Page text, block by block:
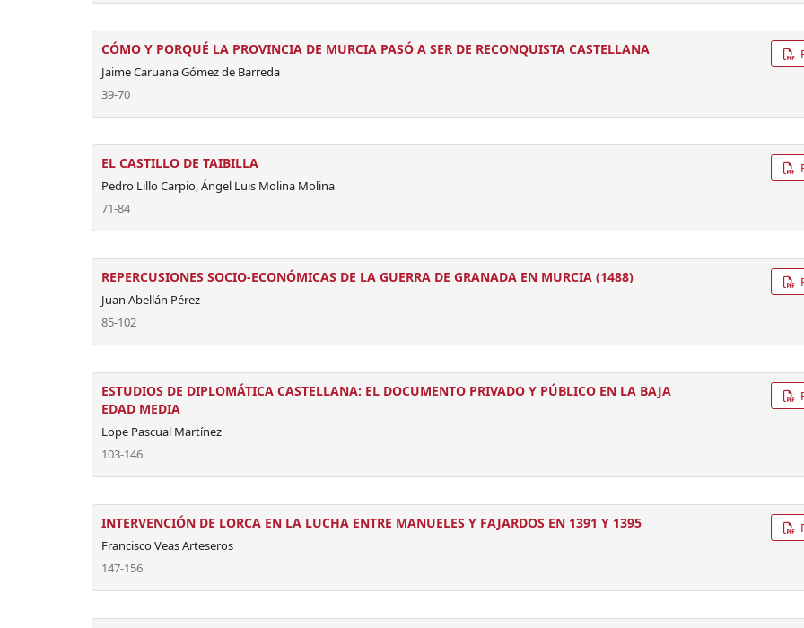
CÓMO Y PORQUÉ LA PROVINCIA DE MURCIA PASÓ A SER DE RECONQUISTA CASTELLANA
Jaime Caruana Gómez de Barreda
39-70
EL CASTILLO DE TAIBILLA
Pedro Lillo Carpio, Ángel Luis Molina Molina
71-84
REPERCUSIONES SOCIO-ECONÓMICAS DE LA GUERRA DE GRANADA EN MURCIA (1488)
Juan Abellán Pérez
85-102
ESTUDIOS DE DIPLOMÁTICA CASTELLANA: EL DOCUMENTO PRIVADO Y PÚBLICO EN LA BAJA
EDAD MEDIA
Lope Pascual Martínez
103-146
INTERVENCIÓN DE LORCA EN LA LUCHA ENTRE MANUELES Y FAJARDOS EN 1391 Y 1395
Francisco Veas Arteseros
147-156